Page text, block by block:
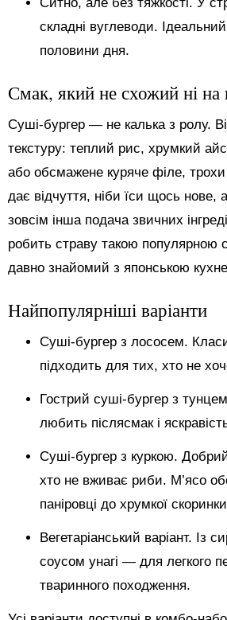
складні вуглеводи.
половини дня.
Смак, який не схожий ні
Суші-бургер — не калька з ролу.
текстуру: теплий рис, хрумкий
або обсмажене куряче філе,
дає відчуття, ніби їси щось
зовсім інша подача звичних
робить страву такою популярною
давно знайомий з японською
Найпопулярніші варіанти
Суші-бургер з лососем.
підходить для тих, хто не
Гострий суші-бургер з
любить післясмак і
Суші-бургер з куркою.
хто не вживає риби. М’ясо
паніровці до хрумкої
Вегетаріанський варіант. Із
соусом унагі — для легкого
тваринного походження.